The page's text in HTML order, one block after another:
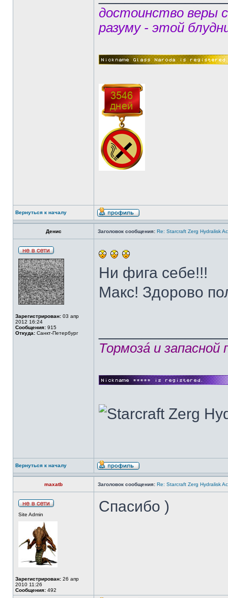
достоинство веры
разуму - этой
Вернуться к началу
Денис Заголовок сообщения: Re: Starcraft Zerg Hydralisk
Зарегистрирован: 03 апр
2012 16:24
Сообщения: 915
Откуда: Санкт-Петербург
Ни фига себе!!!
Макс! Здорово
Тормозá и
Вернуться к началу
maxatb Заголовок сообщения: Re: Starcraft Zerg Hydralisk
Site Admin
Зарегистрирован: 26 апр
2010 11:26
Сообщения: 492
Спасибо )